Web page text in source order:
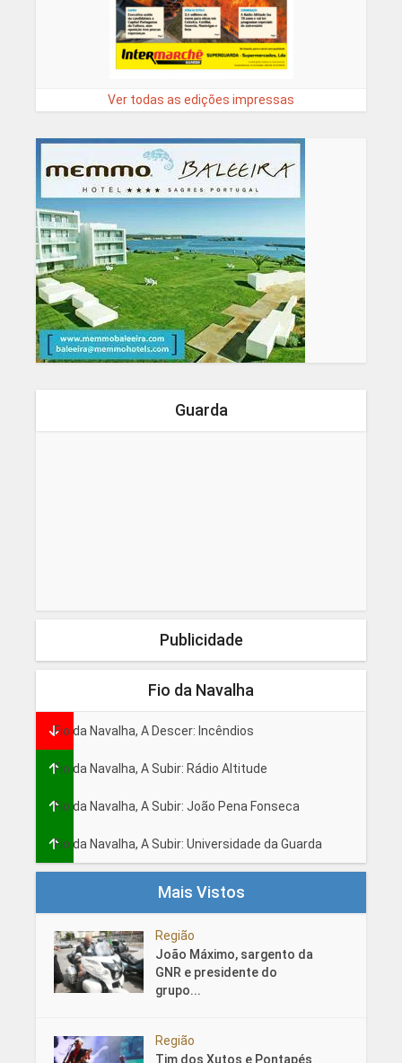
Ver todas as edições impressas
Guarda
Publicidade
Fio da Navalha
Fio da Navalha, A Descer: Incêndios
Fio da Navalha, A Subir: Rádio Altitude
Fio da Navalha, A Subir: João Pena Fonseca
Fio da Navalha, A Subir: Universidade da Guarda
Mais Vistos
Região
João Máximo, sargento da
GNR e presidente do
grupo...
Região
Tim dos Xutos e Pontapés